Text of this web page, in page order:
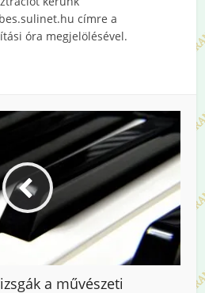
címre a
óra megjelölésével.
a művészeti